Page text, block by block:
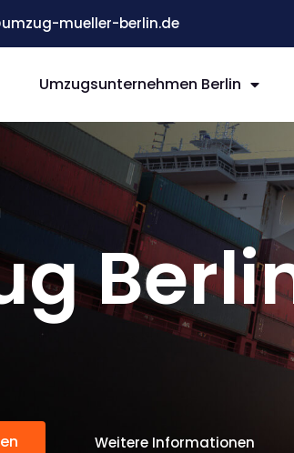
mueller-berlin.de
Umzugsunternehmen Berlin
Weitere Informationen